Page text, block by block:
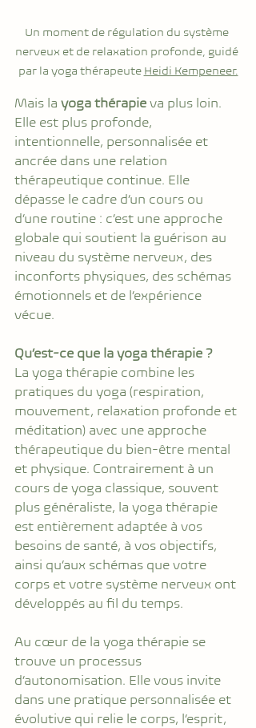
Un moment de régulation du système
nerveux et de relaxation profonde, guidé
par la yoga thérapeute Heidi Kempeneer.
Mais la yoga thérapie va plus loin.
Elle est plus profonde,
intentionnelle, personnalisée et
ancrée dans une relation
thérapeutique continue. Elle
dépasse le cadre d’un cours ou
d’une routine : c’est une approche
globale qui soutient la guérison au
niveau du système nerveux, des
inconforts physiques, des schémas
émotionnels et de l’expérience
vécue.
Qu’est-ce que la yoga thérapie ?
La yoga thérapie combine les
pratiques du yoga (respiration,
mouvement, relaxation profonde et
méditation) avec une approche
thérapeutique du bien-être mental
et physique. Contrairement à un
cours de yoga classique, souvent
plus généraliste, la yoga thérapie
est entièrement adaptée à vos
besoins de santé, à vos objectifs,
ainsi qu’aux schémas que votre
corps et votre système nerveux ont
développés au fil du temps.
Au cœur de la yoga thérapie se
trouve un processus
d’autonomisation. Elle vous invite
dans une pratique personnalisée et
évolutive qui relie le corps, l’esprit,